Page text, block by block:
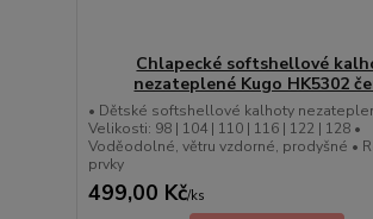
Chlapecké softshellové
nezateplené Kugo HK5302
• Dětské softshellové kalhoty
Velikosti: 98 | 104 | 110 | 116 | 122 | 128 •
Voděodolné, větru vzdorné, prodyšné •
prvky
499,00 Kč/ks